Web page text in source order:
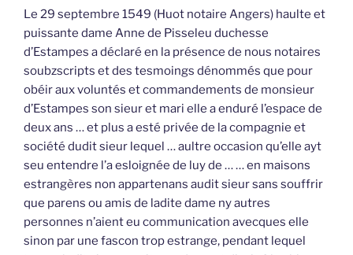
Le 29 septembre 1549 (Huot notaire Angers) haulte et
puissante dame Anne de Pisseleu duchesse
d’Estampes a déclaré en la présence de nous notaires
soubzscripts et des tesmoings dénommés que pour
obéir aux voluntés et commandements de monsieur
d’Estampes son sieur et mari elle a enduré l’espace de
deux ans … et plus a esté privée de la compagnie et
société dudit sieur lequel … aultre occasion qu’elle ayt
seu entendre l’a esloignée de luy de … … en maisons
estrangères non appartenans audit sieur sans souffrir
que parens ou amis de ladite dame ny autres
personnes n’aient eu communication avecques elle
sinon par une fascon trop estrange, pendant lequel